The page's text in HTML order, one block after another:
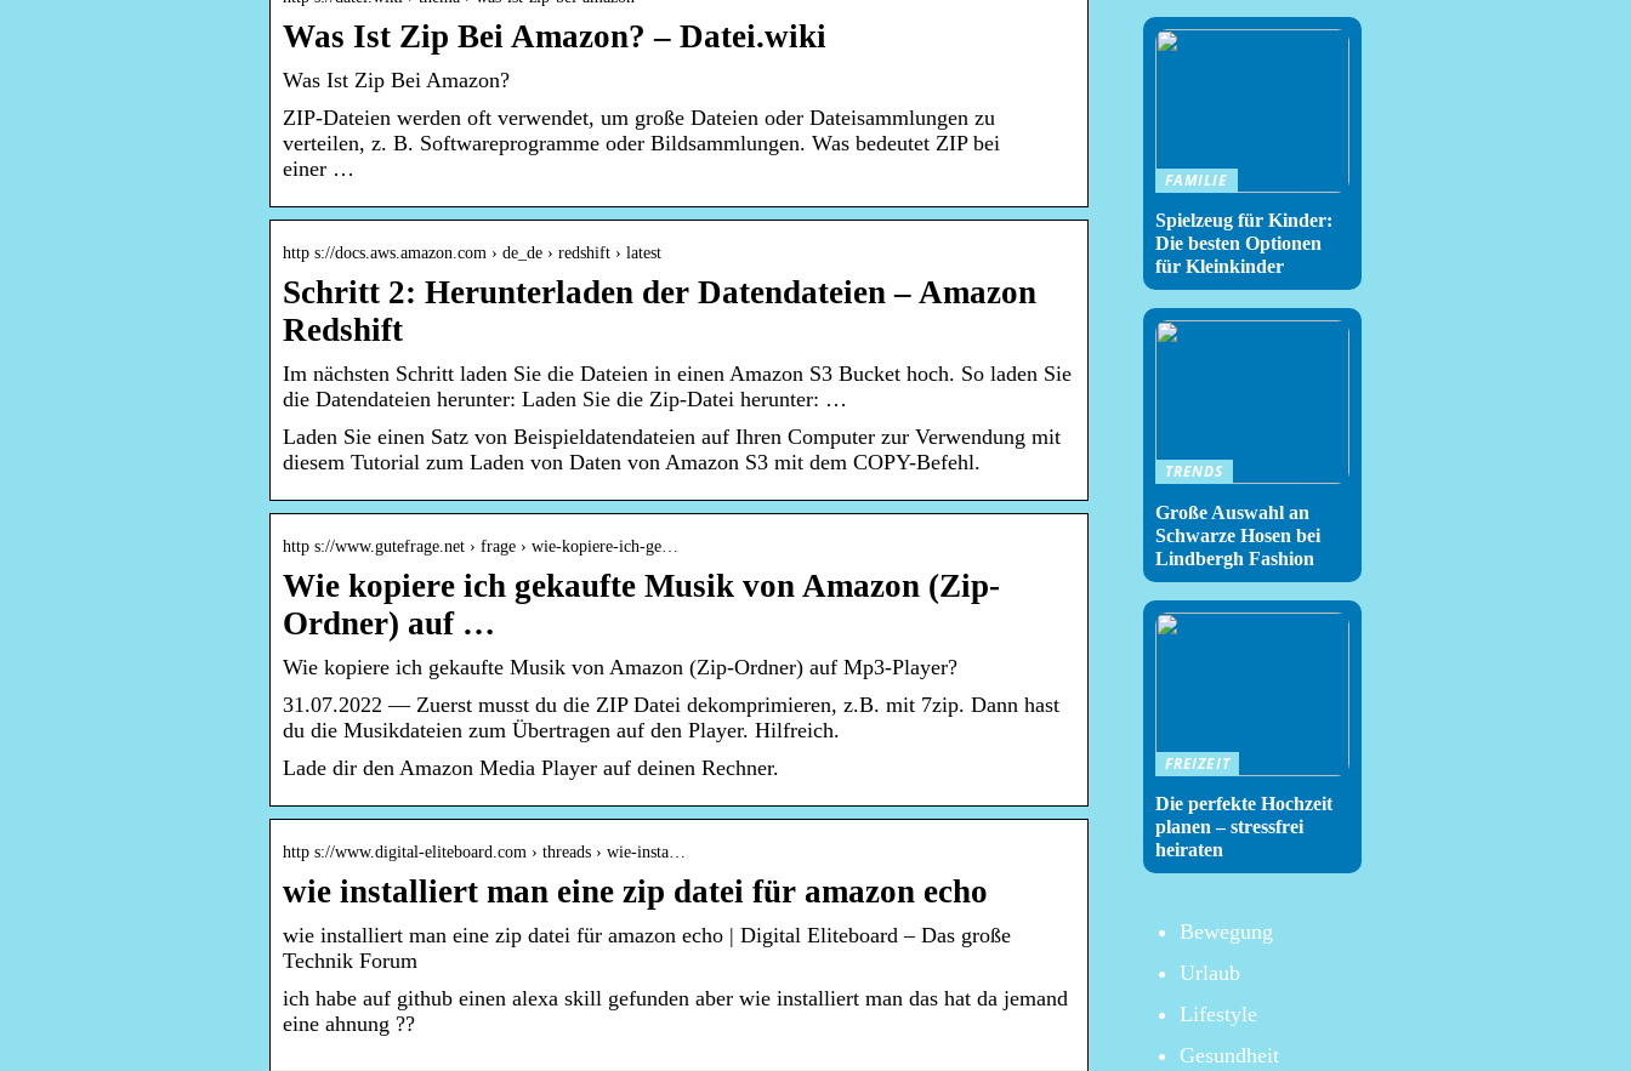
Was Ist Zip Bei Amazon? – Datei.wiki
Was Ist Zip Bei Amazon?
ZIP-Dateien werden oft verwendet, um große Dateien oder Dateisammlungen zu
verteilen, z. B. Softwareprogramme oder Bildsammlungen. Was bedeutet ZIP bei
einer …
http s://docs.aws.amazon.com › de_de › redshift › latest
Schritt 2: Herunterladen der Datendateien – Amazon
Redshift
Im nächsten Schritt laden Sie die Dateien in einen Amazon S3 Bucket hoch. So laden Sie
die Datendateien herunter: Laden Sie die Zip-Datei herunter: …
Laden Sie einen Satz von Beispieldatendateien auf Ihren Computer zur Verwendung mit
diesem Tutorial zum Laden von Daten von Amazon S3 mit dem COPY-Befehl.
http s://www.gutefrage.net › frage › wie-kopiere-ich-ge…
Wie kopiere ich gekaufte Musik von Amazon (Zip-
Ordner) auf …
Wie kopiere ich gekaufte Musik von Amazon (Zip-Ordner) auf Mp3-Player?
31.07.2022 — Zuerst musst du die ZIP Datei dekomprimieren, z.B. mit 7zip. Dann hast
du die Musikdateien zum Übertragen auf den Player. Hilfreich.
Lade dir den Amazon Media Player auf deinen Rechner.
http s://www.digital-eliteboard.com › threads › wie-insta…
wie installiert man eine zip datei für amazon echo
wie installiert man eine zip datei für amazon echo | Digital Eliteboard – Das große
Technik Forum
ich habe auf github einen alexa skill gefunden aber wie installiert man das hat da jemand
eine ahnung ??
FAMILIE
Spielzeug für Kinder:
Die besten Optionen
für Kleinkinder
TRENDS
Große Auswahl an
Schwarze Hosen bei
Lindbergh Fashion
FREIZEIT
Die perfekte Hochzeit
planen – stressfrei
heiraten
Bewegung
Urlaub
Lifestyle
Gesundheit